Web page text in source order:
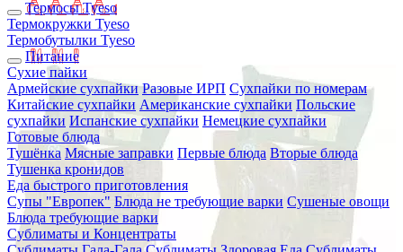
Термосы Tyeso
Термокружки Tyeso
Термобутылки Tyeso
Питание
Сухие пайки
Армейские сухпайки Разовые ИРП Сухпайки по номерам
Китайские сухпайки Американские сухпайки Польские
сухпайки Испанские сухпайки Немецкие сухпайки
Готовые блюда
Тушёнка Мясные заправки Первые блюда Вторые блюда
Тушенка кронидов
Еда быстрого приготовления
Супы "Европек" Блюда не требующие варки Сушеные овощи
Блюда требующие варки
Сублиматы и Концентраты